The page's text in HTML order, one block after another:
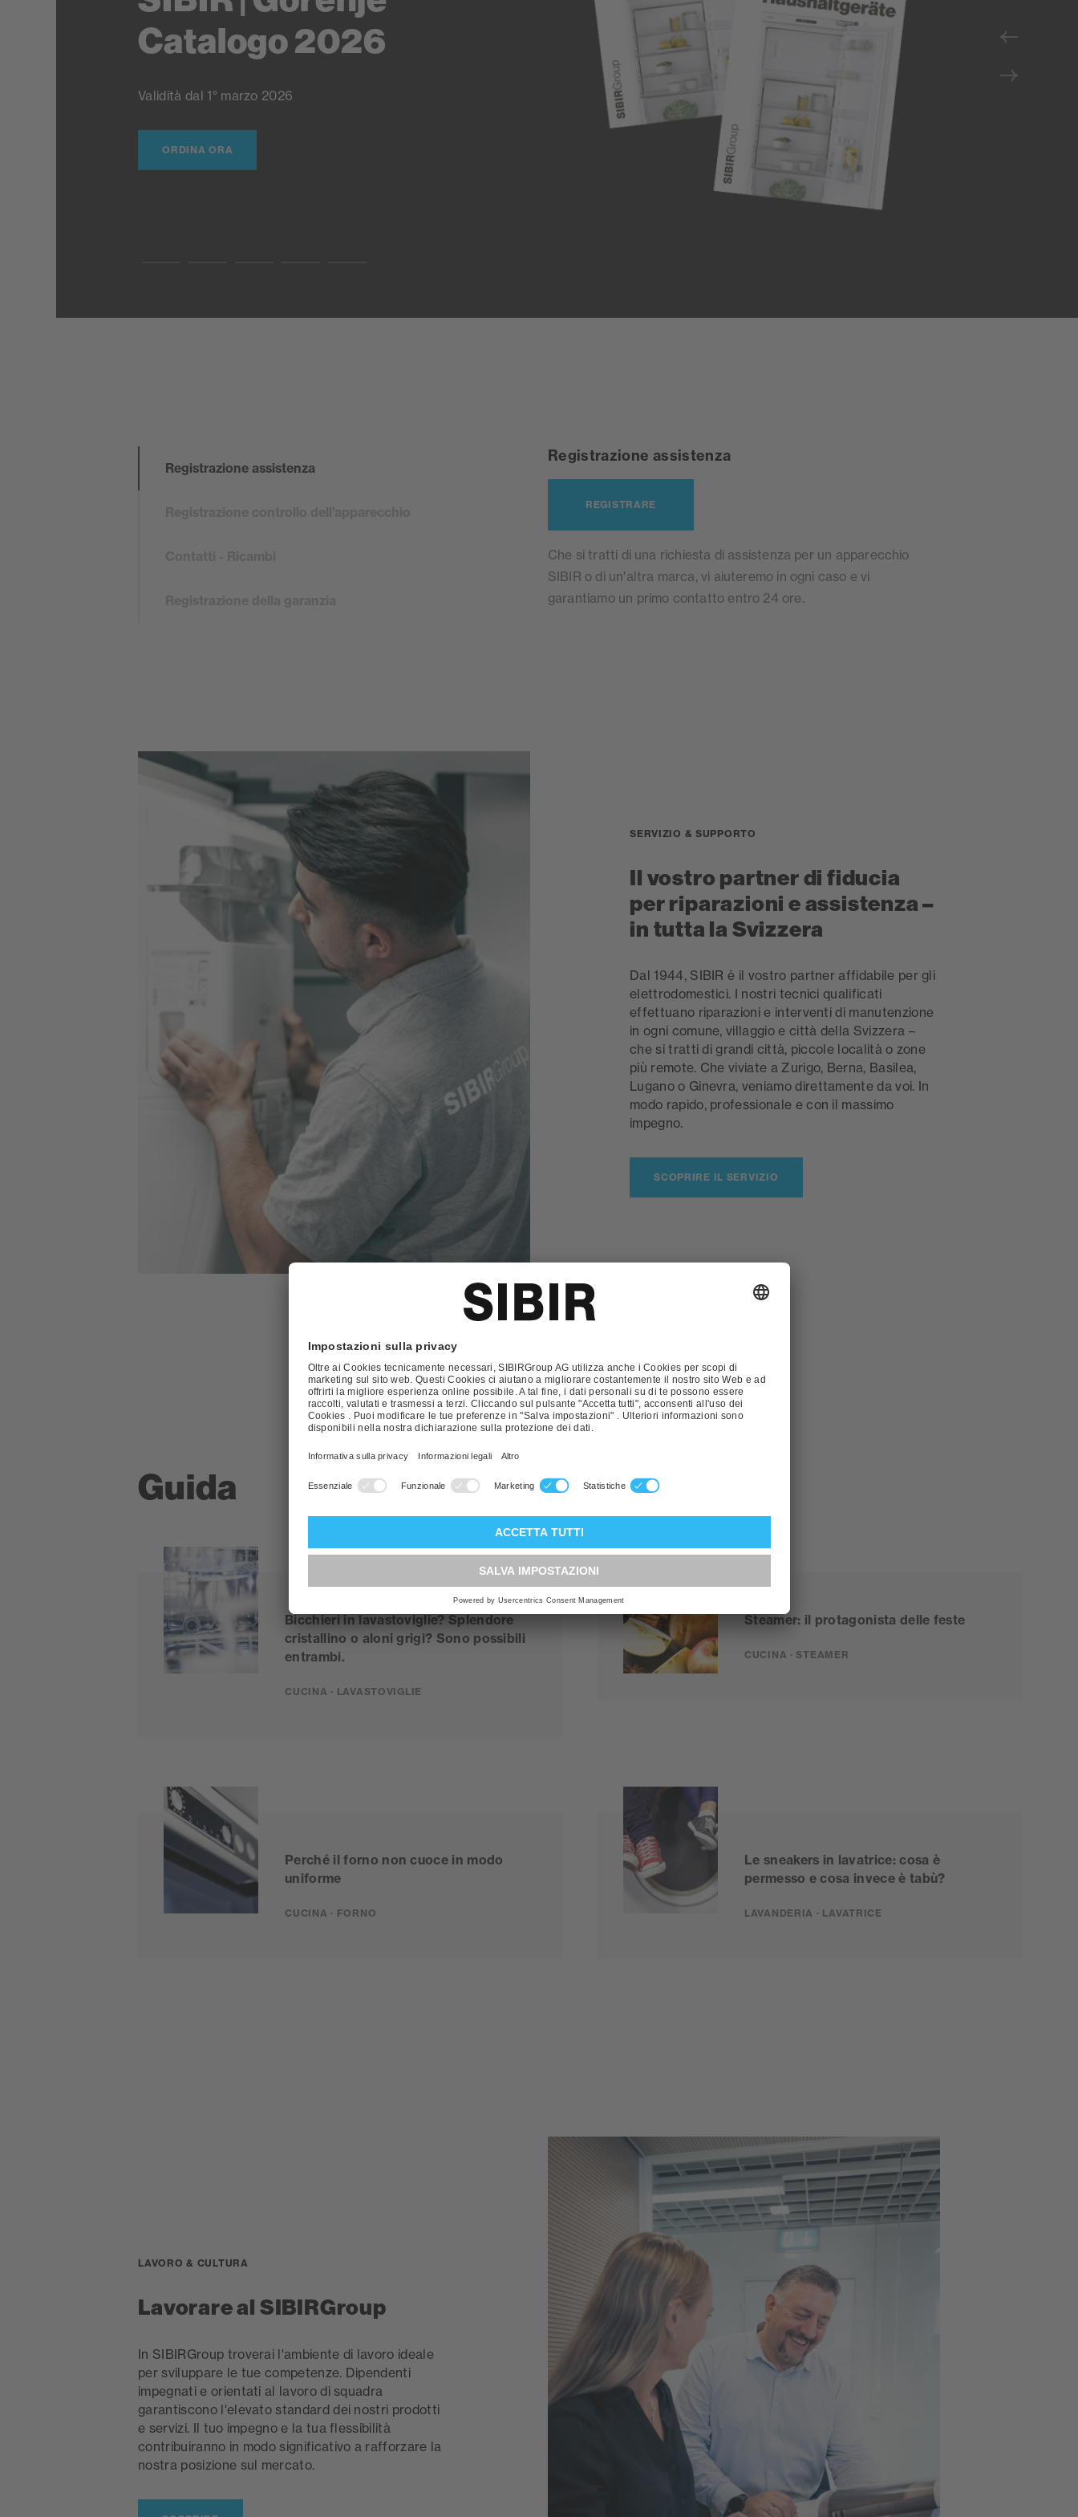
Catalogo 2026
Validità dal 1° marzo 2026
ORDINA ORA
Registrazione assistenza
Registrazione assistenza
REGISTRARE
Che si tratti di una richiesta di assistenza per un apparecchio
SIBIR o di un'altra marca, vi aiuteremo in ogni caso e vi
garantiamo un primo contatto entro 24 ore.
SERVIZIO & SUPPORTO
Il vostro partner di fiducia
per riparazioni e assistenza –
in tutta la Svizzera
Dal 1944, SIBIR è il vostro partner affidabile per gli
elettrodomestici. I nostri tecnici qualificati
effettuano riparazioni e interventi di manutenzione
in ogni comune, villaggio e città della Svizzera –
che si tratti di grandi città, piccole località o zone
più remote. Che viviate a Zurigo, Berna, Basilea,
Lugano o Ginevra, veniamo direttamente da voi. In
modo rapido, professionale e con il massimo
impegno.
SCOPRIRE IL SERVIZIO
Guida
Bicchieri in lavastoviglie? Splendore
cristallino o aloni grigi? Sono possibili
entrambi.
CUCINA · LAVASTOVIGLIE
Steamer: il protagonista delle feste
CUCINA · STEAMER
Perché il forno non cuoce in modo
uniforme
CUCINA · FORNO
Le sneakers in lavatrice: cosa è
permesso e cosa invece è tabù?
LAVANDERIA · LAVATRICE
LAVORO & CULTURA
Lavorare al SIBIRGroup
In SIBIRGroup troverai l'ambiente di lavoro ideale
per sviluppare le tue competenze. Dipendenti
impegnati e orientati al lavoro di squadra
garantiscono l'elevato standard dei nostri prodotti
e servizi. Il tuo impegno e la tua flessibilità
contribuiranno in modo significativo a rafforzare la
nostra posizione sul mercato.